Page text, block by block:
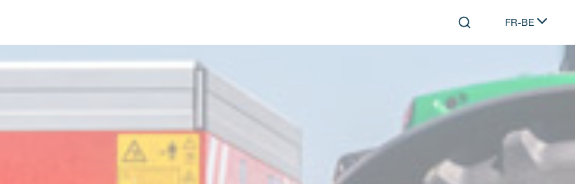
Search FR-BE
Select